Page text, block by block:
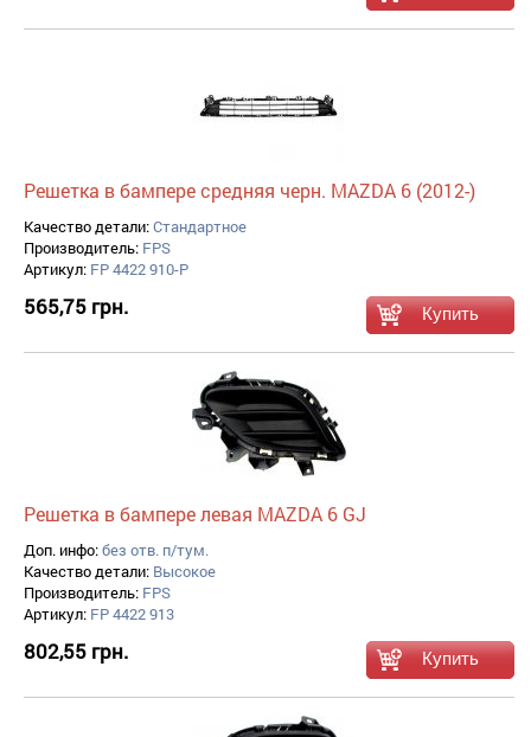
Решетка в бампере средняя черн. MAZDA 6 (2012-)
Качество детали:Стандартное
Производитель: FPS
Артикул: FP 4422 910-P
565,75 грн.
Решетка в бампере левая MAZDA 6 GJ
Доп. инфо:без отв. п/тум.
Качество детали: Высокое
Производитель: FPS
Артикул: FP 4422 913
802,55 грн.